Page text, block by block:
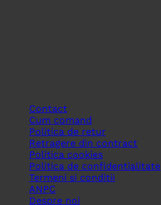
Contact
Cum comand
Politica de retur
Retragere din contract
Politica cookies
Politica de confidentialitate
Termeni si conditii
ANPC
Despre noi